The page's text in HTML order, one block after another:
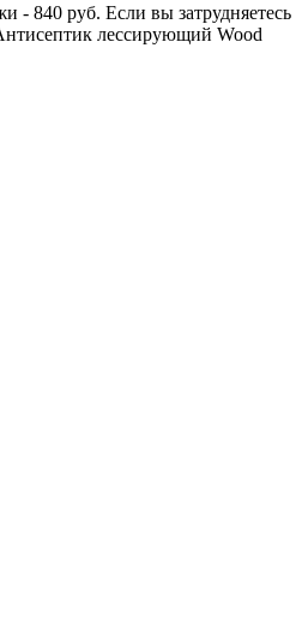
- 840 руб. Если вы затрудняетесь
лессирующий Wood